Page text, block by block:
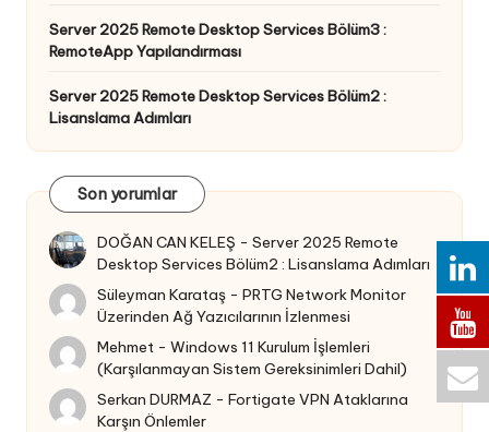
Server 2025 Remote Desktop Services Bölüm3 :
RemoteApp Yapılandırması
Server 2025 Remote Desktop Services Bölüm2 :
Lisanslama Adımları
Son yorumlar
DOĞAN CAN KELEŞ -Server 2025 Remote
Desktop Services Bölüm2 : Lisanslama Adımları
Süleyman Karataş -PRTG Network Monitor
Üzerinden Ağ Yazıcılarının İzlenmesi
Mehmet -Windows 11 Kurulum İşlemleri
(Karşılanmayan Sistem Gereksinimleri Dahil)
Serkan DURMAZ -Fortigate VPN Ataklarına
Karşın Önlemler